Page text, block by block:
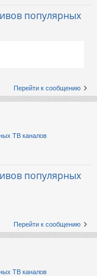
популярных
Перейти к сообщению
ТВ каналов
популярных
Перейти к сообщению
ТВ каналов